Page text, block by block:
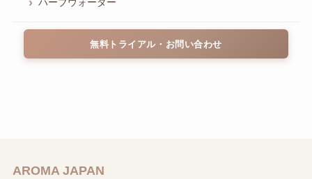
ハーブウォーター
無料トライアル・お問い合わせ
AROMA JAPAN